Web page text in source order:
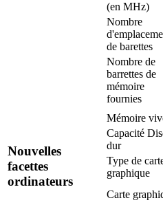
(en MHz)
Nombre
de barettes
Nombre de
barrettes de
mémoire
fournies
Nouvelles
facettes
ordinateurs
Mémoire
Capacité
dur
Type de
graphique
Carte